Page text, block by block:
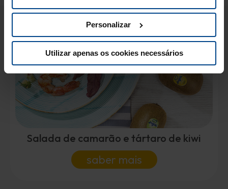
Personalizar
Utilizar apenas os cookies necessários
Também pode gostar.
Salada de camarão e tártaro de kiwi
saber mais